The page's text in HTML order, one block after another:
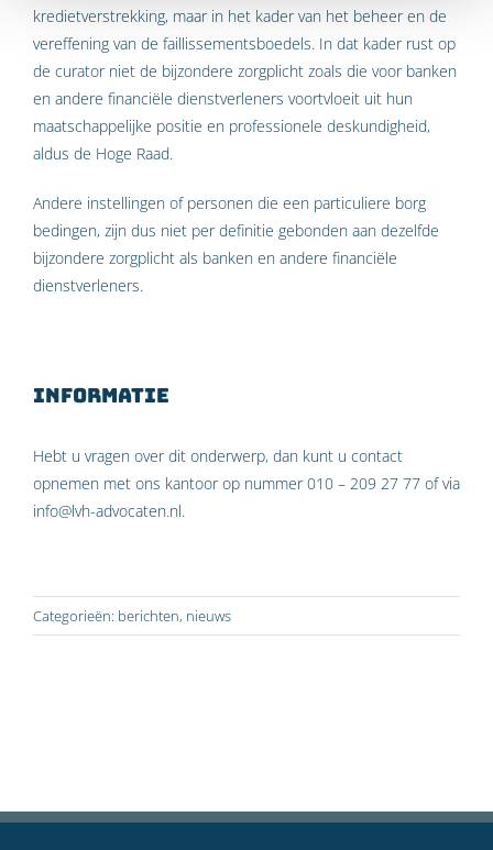
kredietverstrekking, maar in het kader van het beheer en de
vereffening van de faillissementsboedels. In dat kader rust op
de curator niet de bijzondere zorgplicht zoals die voor banken
en andere financiële dienstverleners voortvloeit uit hun
maatschappelijke positie en professionele deskundigheid,
aldus de Hoge Raad.
Andere instellingen of personen die een particuliere borg
bedingen, zijn dus niet per definitie gebonden aan dezelfde
bijzondere zorgplicht als banken en andere financiële
dienstverleners.
Informatie
Hebt u vragen over dit onderwerp, dan kunt u contact
opnemen met ons kantoor op nummer 010 – 209 27 77 of via
info@lvh-advocaten.nl.
Categorieën: berichten, nieuws